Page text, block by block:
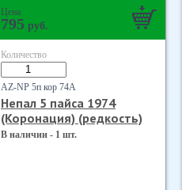
Цена
795 руб.
Количество
AZ-NP 5п кор 74А
Непал 5 пайса 1974
(Коронация) (редкость)
В наличии - 1 шт.